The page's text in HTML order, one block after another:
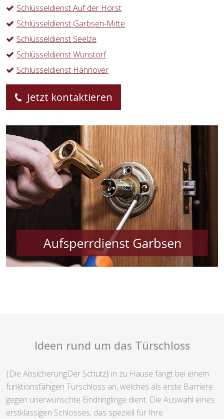
Schlüsseldienst Auf der Horst
Schlüsseldienst Garbsen-Mitte
Schlüsseldienst Seelze
Schlüsseldienst Wunstorf
Schlüsseldienst Hannover
Jetzt kontaktieren
Ideen rund um das Türschloss
{Die AbsicherungDer Schutz} in zu Hause fängt bei einem
funktionsfähigen Türschloss an, welches als erste Barriere
gegen unerwünschte Eindringlinge dient. Die Auswahl eines
erstklassigen Schlosses, das speziell für Ihre